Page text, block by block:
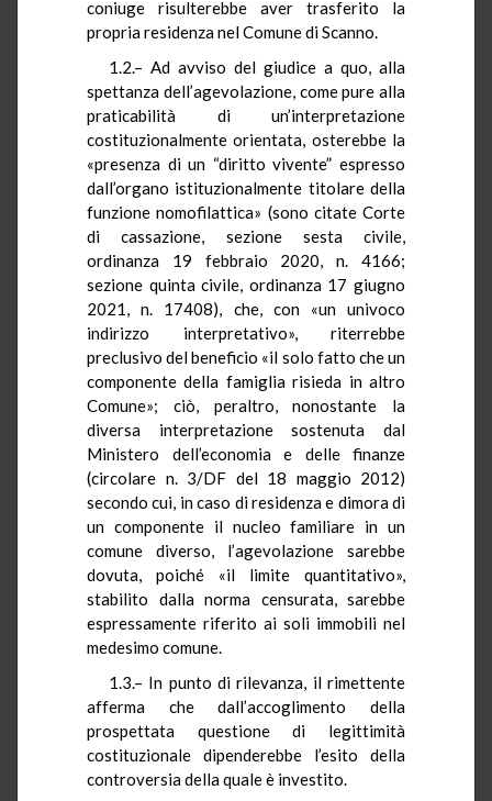
coniuge risulterebbe aver trasferito la
propria residenza nel Comune di Scanno.
1.2.– Ad avviso del giudice a quo, alla
spettanza dell’agevolazione, come pure alla
praticabilità di un’interpretazione
costituzionalmente orientata, osterebbe la
«presenza di un “diritto vivente” espresso
dall’organo istituzionalmente titolare della
funzione nomofilattica» (sono citate Corte
di cassazione, sezione sesta civile,
ordinanza 19 febbraio 2020, n. 4166;
sezione quinta civile, ordinanza 17 giugno
2021, n. 17408), che, con «un univoco
indirizzo interpretativo», riterrebbe
preclusivo del beneficio «il solo fatto che un
componente della famiglia risieda in altro
Comune»; ciò, peraltro, nonostante la
diversa interpretazione sostenuta dal
Ministero dell’economia e delle finanze
(circolare n. 3/DF del 18 maggio 2012)
secondo cui, in caso di residenza e dimora di
un componente il nucleo familiare in un
comune diverso, l’agevolazione sarebbe
dovuta, poiché «il limite quantitativo»,
stabilito dalla norma censurata, sarebbe
espressamente riferito ai soli immobili nel
medesimo comune.
1.3.– In punto di rilevanza, il rimettente
afferma che dall’accoglimento della
prospettata questione di legittimità
costituzionale dipenderebbe l’esito della
controversia della quale è investito.